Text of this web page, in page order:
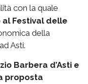
con la quale
al Festival delle
della
Asti.
Barbera d’Asti e
proposta